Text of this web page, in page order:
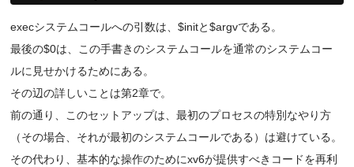
execシステムコールへの引数は、$initと$argvである。
最後の$0は、この手書きのシステムコールを通常のシステムコー
ルに見せかけるためにある。
その辺の詳しいことは第2章で。
前の通り、このセットアップは、最初のプロセスの特別なやり方
（その場合、それが最初のシステムコールである）は避けている。
その代わり、基本的な操作のためにxv6が提供すべきコードを再利